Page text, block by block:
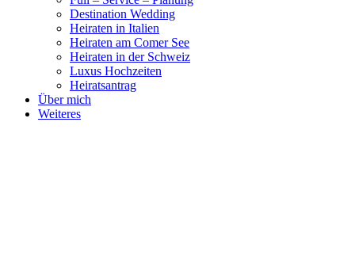
Destination Wedding
Heiraten in Italien
Heiraten am Comer See
Heiraten in der Schweiz
Luxus Hochzeiten
Heiratsantrag
Über mich
Weiteres